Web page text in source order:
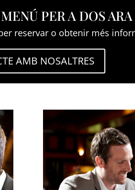
PER A DOS ARA
reservar o obtenir més
AMB NOSALTRES